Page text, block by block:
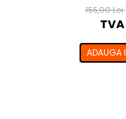
155,00 Lei
ADAUGA